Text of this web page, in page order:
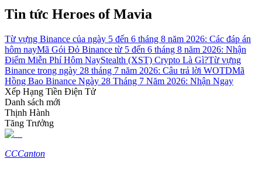
Staking 101
Tìm hiểu về kiếm thu nhập thụ động
Bitrue
Tin tức Heroes of Mavia
Từ vựng Binance của ngày 5 đến 6 tháng 8 năm 2026: Các đáp án
hôm nayMã Gói Đỏ Binance từ 5 đến 6 tháng 8 năm 2026: Nhận
Điểm Miễn Phí Hôm NayStealth (XST) Crypto Là Gì?Từ vựng
Binance trong ngày 28 tháng 7 năm 2026: Câu trả lời WOTDMã
Hồng Bao Binance Ngày 28 Tháng 7 Năm 2026: Nhận Ngay
Xếp Hạng Tiền Điện Tử
Danh sách mới
Thịnh Hành
Tăng Trưởng
CCCanton